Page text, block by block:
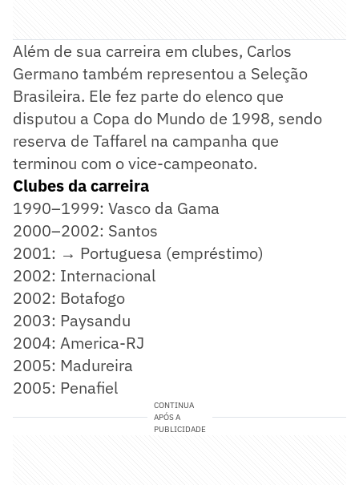
Além de sua carreira em clubes, Carlos
Germano também representou a Seleção
Brasileira. Ele fez parte do elenco que
disputou a Copa do Mundo de 1998, sendo
reserva de Taffarel na campanha que
terminou com o vice-campeonato.
Clubes da carreira
1990–1999: Vasco da Gama
2000–2002: Santos
2001: → Portuguesa (empréstimo)
2002: Internacional
2002: Botafogo
2003: Paysandu
2004: America-RJ
2005: Madureira
2005: Penafiel
CONTINUA
APÓS A
PUBLICIDADE